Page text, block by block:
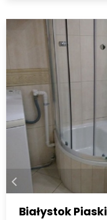
Białystok Piaski